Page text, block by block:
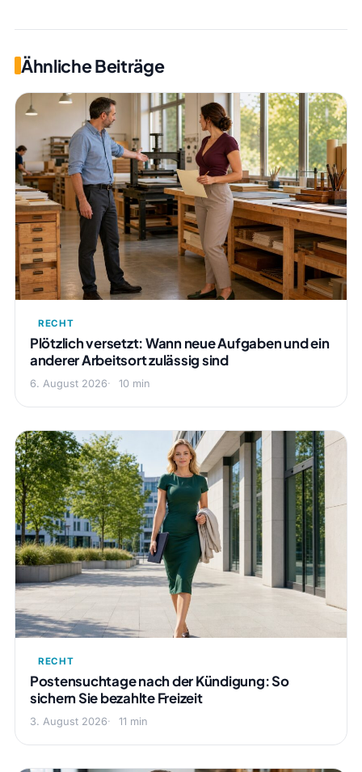
Ähnliche Beiträge
RECHT
Plötzlich versetzt: Wann neue Aufgaben und ein
anderer Arbeitsort zulässig sind
6. August 2026 10 min
RECHT
Postensuchtage nach der Kündigung: So
sichern Sie bezahlte Freizeit
3. August 2026 11 min